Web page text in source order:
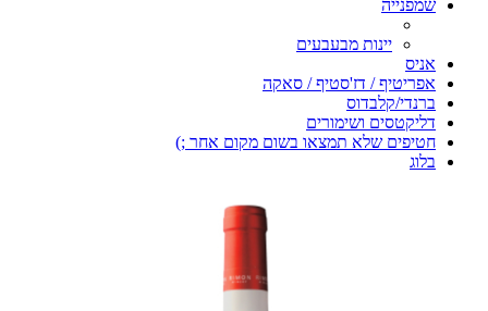
שמפנייה
יינות מבעבעים
אניס
אפריטיף / דז'סטיף / סאקה
ברנדי/קלבדוס
דליקטסים ושימורים
חטיפים שלא תמצאו בשום מקום אחר ;)
בלוג